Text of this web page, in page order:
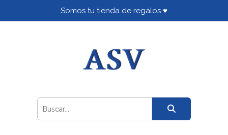
Somos tu tienda de regalos ♥